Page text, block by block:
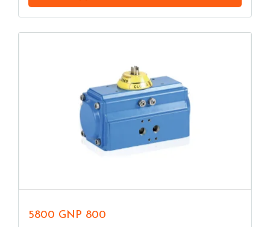
5800 GNP 800